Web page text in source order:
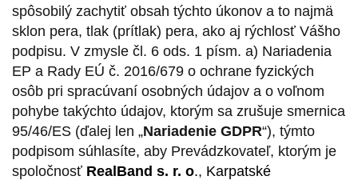
spôsobilý zachytiť obsah týchto úkonov a to najmä
sklon pera, tlak (prítlak) pera, ako aj rýchlosť Vášho
podpisu. V zmysle čl. 6 ods. 1 písm. a) Nariadenia
EP a Rady EÚ č. 2016/679 o ochrane fyzických
osôb pri spracúvaní osobných údajov a o voľnom
pohybe takýchto údajov, ktorým sa zrušuje smernica
95/46/ES (ďalej len „Nariadenie GDPR“), týmto
podpisom súhlasíte, aby Prevádzkovateľ, ktorým je
spoločnosť RealBand s. r. o., Karpatské